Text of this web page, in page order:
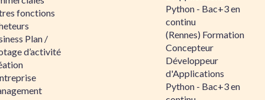
fonctions
Plan /
d’activité
Python - Bac+3 en
continu
(Rennes) Formation
Concepteur
Développeur
d'Applications
Python - Bac+3 en